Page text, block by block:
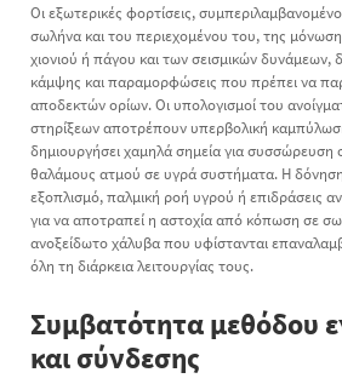
Οι εξωτερικές φορτίσεις,
σωλήνα και του περιεχομένου του, της
χιονιού ή πάγου και των σεισμικών δυνάμεων,
κάμψης και παραμορφώσεις που πρέπει να
αποδεκτών ορίων. Οι υπολογισμοί του
στηρίξεων αποτρέπουν υπερβολική
δημιουργήσει χαμηλά σημεία για
θαλάμους ατμού σε υγρά συστήματα. Η
εξοπλισμό, παλμική ροή υγρού ή επιδράσεις
για να αποτραπεί η αστοχία από κόπωση σε
ανοξείδωτο χάλυβα που υφίστανται
όλη τη διάρκεια λειτουργίας τους.
Συμβατότητα μεθόδου
και σύνδεσης